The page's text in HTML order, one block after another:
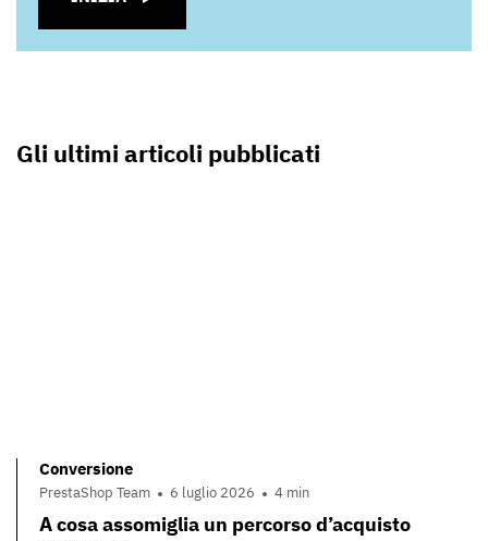
Gli ultimi articoli pubblicati
Conversione
PrestaShop Team 6 luglio 2026 4 min
A cosa assomiglia un percorso d’acquisto